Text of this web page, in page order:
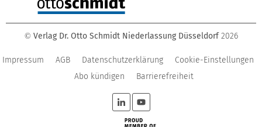
© Verlag Dr. Otto Schmidt Niederlassung Düsseldorf 2026
Impressum AGB Datenschutzerklärung
Cookie-Einstellungen
Abo kündigen
Barrierefreiheit